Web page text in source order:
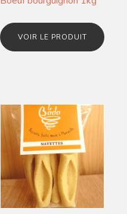
VOIR LE PRODUIT